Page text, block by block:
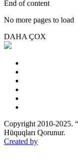
End of content
No more pages to load
DAHA ÇOX
Copyright 2010-2025.
Hüquqları Qorunur.
Created by